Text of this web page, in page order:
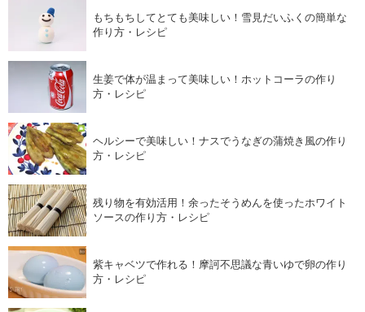
もちもちしてとても美味しい！雪見だいふくの簡単な
作り方・レシピ
生姜で体が温まって美味しい！ホットコーラの作り
方・レシピ
ヘルシーで美味しい！ナスでうなぎの蒲焼き風の作り
方・レシピ
残り物を有効活用！余ったそうめんを使ったホワイト
ソースの作り方・レシピ
紫キャベツで作れる！摩訶不思議な青いゆで卵の作り
方・レシピ